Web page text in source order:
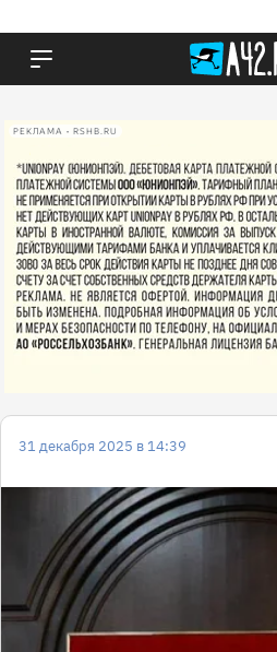
РЕКЛАМА • RSHB.RU
31 декабря 2025 в 14:39